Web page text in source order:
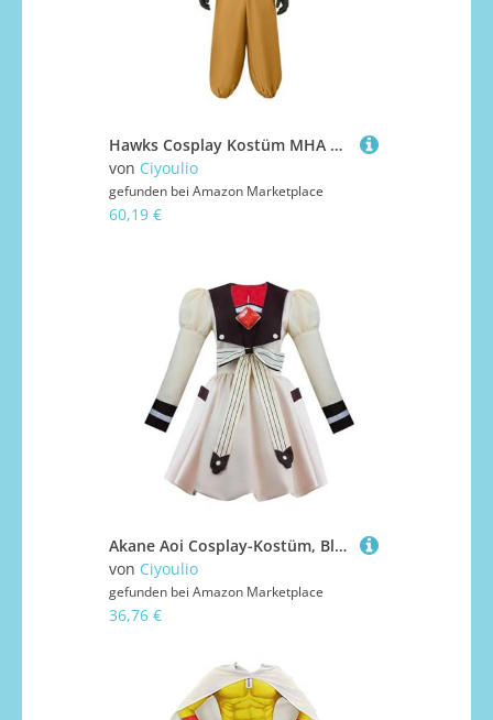
Hawks Cosplay Kostüm MHA Cosplay Uniform Kampfanzug Jacke Hose Komplettes Set Anime Rollenspiel Outfits Party Halloween Dress Up Kostüm
von Ciyoulio
gefunden bei Amazon Marketplace
60,19 €
Akane Aoi Cosplay-Kostüm, Blasen-Ärmel, Kleid, Nanamin, Cosplay, Uniform, Anime, Rollenspiel, Damen-Outfits, Anzug, Halloween, Party, Performance-Kostüm
von Ciyoulio
gefunden bei Amazon Marketplace
36,76 €